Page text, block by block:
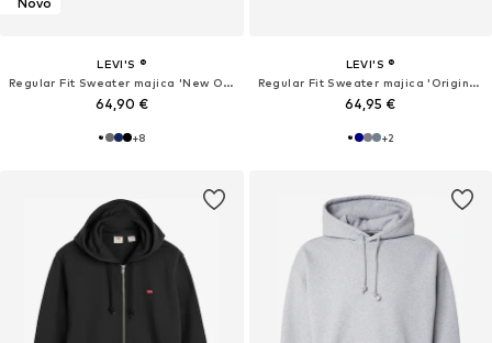
LEVI'S ®
Regular Fit Sweater majica 'New Original'
64,90 €
+8
LEVI'S ®
Regular Fit Sweater majica 'Original Housemark'
64,95 €
+2